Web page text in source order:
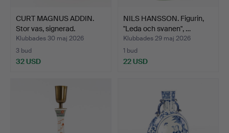
CURT MAGNUS ADDIN.
Stor vas, signerad.
Klubbades 30 maj 2026
3 bud
32 USD
NILS HANSSON. Figurin,
"Leda och svanen", …
Klubbades 29 maj 2026
1 bud
22 USD